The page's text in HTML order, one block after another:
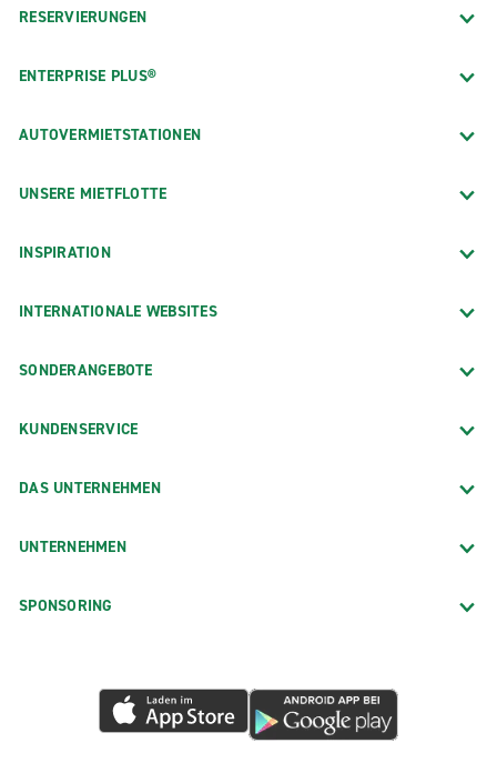
RESERVIERUNGEN
ENTERPRISE PLUS®
AUTOVERMIETSTATIONEN
UNSERE MIETFLOTTE
INSPIRATION
INTERNATIONALE WEBSITES
SONDERANGEBOTE
KUNDENSERVICE
DAS UNTERNEHMEN
UNTERNEHMEN
SPONSORING